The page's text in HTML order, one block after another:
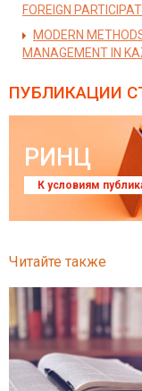
FOREIGN
MODERN
MANAGEMENT IN
ПУБЛИКАЦИИ
РИНЦ
К условиям
Читайте также